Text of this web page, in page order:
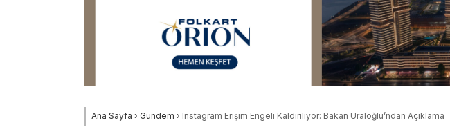
Ana Sayfa › Gündem › Instagram Erişim Engeli Kaldırılıyor: Bakan Uraloğlu’ndan Açıklama